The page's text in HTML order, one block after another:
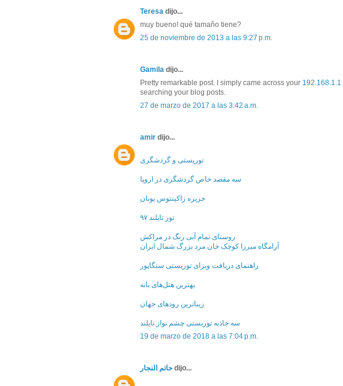
Teresa dijo...
muy bueno! qué tamaño tiene?
25 de noviembre de 2013 a las 9:27 p.m.
Gamila dijo...
Pretty remarkable post. I simply came across your 192.168.1.1
searching your blog posts.
27 de marzo de 2017 a las 3:42 a.m.
amir dijo...
توریستی و گردشگری
سه مقصد خاص گردشگری در اروپا
جزیره زاکینتوس یونان
تور تایلند ۹۷
روستای تمام آبی رنگ در مراکش
آرامگاه میرزا کوچک خان مرد بزرگ شمال ایران
راهنمای دریافت ویزای توریستی سنگاپور
بهترین هتل‌های بانه
زیباترین رودهای جهان
سه جاذبه توریستی چشم نواز تایلند
19 de marzo de 2018 a las 7:04 p.m.
حاتم النجار dijo...